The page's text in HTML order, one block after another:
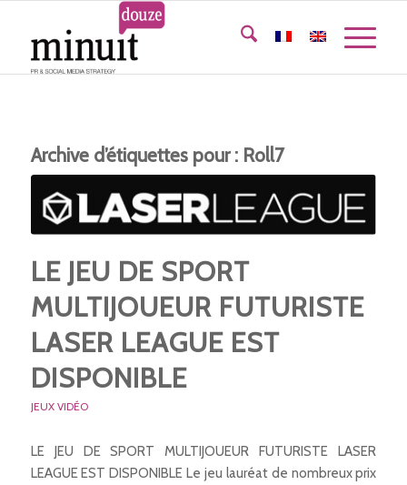
Archive d’étiquettes pour : Roll7
LE JEU DE SPORT
MULTIJOUEUR FUTURISTE
LASER LEAGUE EST
DISPONIBLE
JEUX VIDÉO
LE JEU DE SPORT MULTIJOUEUR FUTURISTE LASER
LEAGUE EST DISPONIBLE Le jeu lauréat de nombreux prix